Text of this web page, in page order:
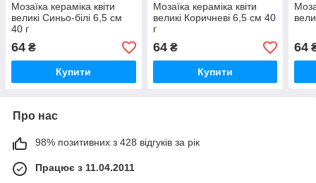
Мозаїка кераміка квіти
великі Синьо-білі 6,5 см
40 г
64 ₴
Купити
Мозаїка кераміка квіти
великі Коричневі 6,5 см 40
г
64₴
Купити
64
Про нас
98% позитивних з 428 відгуків за рік
Працює з 11.04.2011